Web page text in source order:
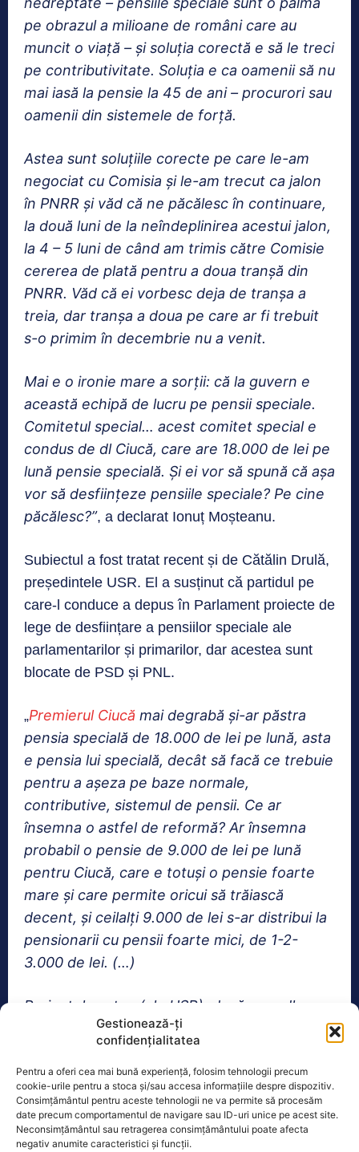
Gestionează-ți
confidențialitatea
Pentru a oferi cea mai bună experiență, folosim tehnologii precum
cookie-urile pentru a stoca și/sau accesa informațiile despre dispozitiv.
Consimțământul pentru aceste tehnologii ne va permite să procesăm
date precum comportamentul de navigare sau ID-uri unice pe acest site.
Neconsimțământul sau retragerea consimțământului poate afecta
negativ anumite caracteristici și funcții.
pe obrazul a milioane de români care au
muncit o viață – și soluția corectă e să le treci
pe contributivitate. Soluția e ca oamenii să nu
mai iasă la pensie la 45 de ani – procurori sau
oamenii din sistemele de forță.
Astea sunt soluțiile corecte pe care le-am
negociat cu Comisia și le-am trecut ca jalon
în PNRR și văd că ne păcălesc în continuare,
la două luni de la neîndeplinirea acestui jalon,
la 4 – 5 luni de când am trimis către Comisie
cererea de plată pentru a doua tranșă din
PNRR. Văd că ei vorbesc deja de tranșa a
treia, dar tranșa a doua pe care ar fi trebuit
s-o primim în decembrie nu a venit.
Mai e o ironie mare a sorții: că la guvern e
această echipă de lucru pe pensii speciale.
Comitetul special… acest comitet special e
condus de dl Ciucă, care are 18.000 de lei pe
lună pensie specială. Și ei vor să spună că așa
vor să desființeze pensiile speciale? Pe cine
păcălesc?”, a declarat Ionuț Moșteanu.
Subiectul a fost tratat recent și de Cătălin Drulă,
președintele USR. El a susținut că partidul pe
care-l conduce a depus în Parlament proiecte de
lege de desființare a pensiilor speciale ale
parlamentarilor și primarilor, dar acestea sunt
blocate de PSD și PNL.
„Premierul Ciucă mai degrabă și-ar păstra
pensia specială de 18.000 de lei pe lună, asta
e pensia lui specială, decât să facă ce trebuie
pentru a așeza pe baze normale,
contributive, sistemul de pensii. Ce ar
însemna o astfel de reformă? Ar însemna
probabil o pensie de 9.000 de lei pe lună
pentru Ciucă, care e totuși o pensie foarte
mare și care permite oricui să trăiască
decent, și ceilalți 9.000 de lei s-ar distribui la
pensionarii cu pensii foarte mici, de 1-2-
3.000 de lei. (…)
Proiectele astea (ale USR), dacă vrea dl
Ciolacu, ele trec de Parlament. (…) Să spună
dl Ciolacu de ce nu vrea săptămâna viitoare
să adopte proiectele depuse de USR pentru
desființarea pensiilor primarilor și
parlamentarilor. Durează o săptămână să
trecem prin Parlament”, a declarat Cătălin